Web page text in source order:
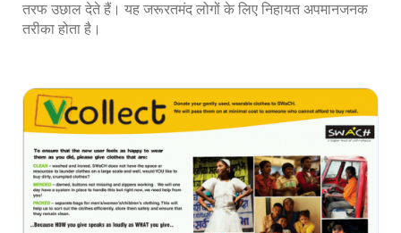
तरफ उछाल देते हैं। यह जरूरतमंद लोगों के लिए निहायत अपमानजनक
तरीका होता है।